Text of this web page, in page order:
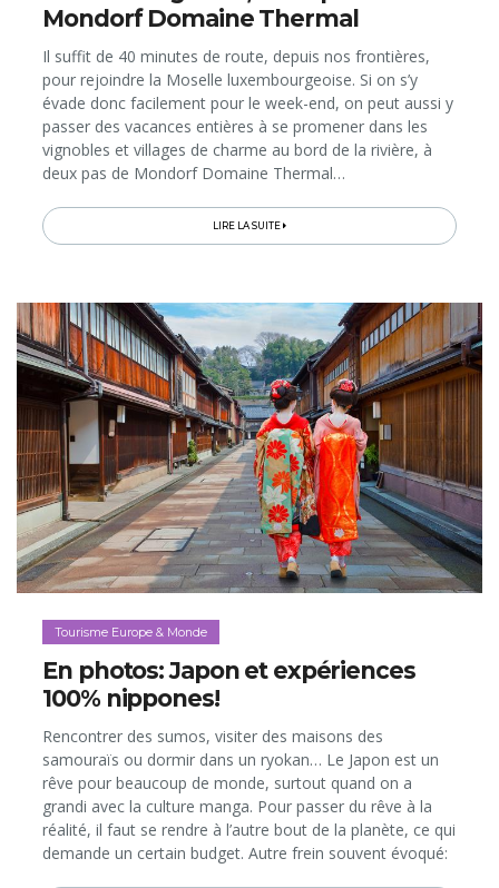
Mondorf Domaine Thermal
Il suffit de 40 minutes de route, depuis nos frontières,
pour rejoindre la Moselle luxembourgeoise. Si on s’y
évade donc facilement pour le week-end, on peut aussi y
passer des vacances entières à se promener dans les
vignobles et villages de charme au bord de la rivière, à
deux pas de Mondorf Domaine Thermal…
LIRE LA SUITE
Tourisme Europe & Monde
En photos: Japon et expériences
100% nippones!
Rencontrer des sumos, visiter des maisons des
samouraïs ou dormir dans un ryokan… Le Japon est un
rêve pour beaucoup de monde, surtout quand on a
grandi avec la culture manga. Pour passer du rêve à la
réalité, il faut se rendre à l’autre bout de la planète, ce qui
demande un certain budget. Autre frein souvent évoqué: